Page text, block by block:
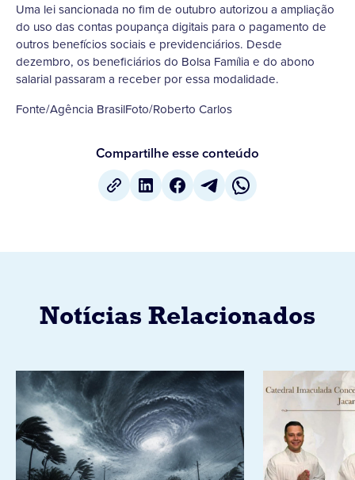
Uma lei sancionada no fim de outubro autorizou a ampliação
do uso das contas poupança digitais para o pagamento de
outros benefícios sociais e previdenciários. Desde
dezembro, os beneficiários do Bolsa Família e do abono
salarial passaram a receber por essa modalidade.
Fonte/Agência BrasilFoto/Roberto Carlos
Compartilhe esse conteúdo
Notícias Relacionados